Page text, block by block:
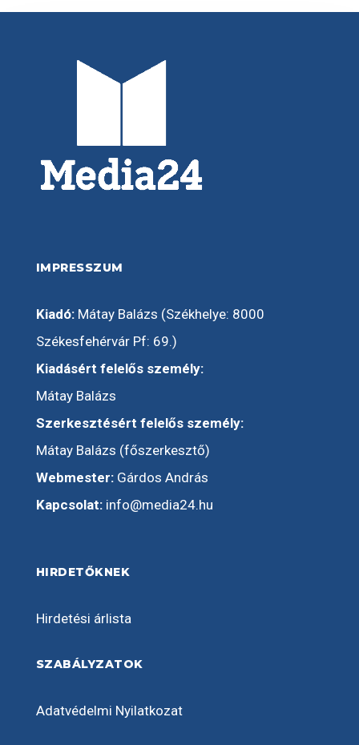
IMPRESSZUM
Kiadó:Mátay Balázs (Székhelye: 8000
Székesfehérvár Pf: 69.)
Kiadásért felelős személy:
Mátay Balázs
Szerkesztésért felelős személy:
Mátay Balázs (főszerkesztő)
Webmester:Gárdos András
Kapcsolat: info@media24.hu
HIRDETŐKNEK
Hirdetési árlista
SZABÁLYZATOK
Adatvédelmi Nyilatkozat